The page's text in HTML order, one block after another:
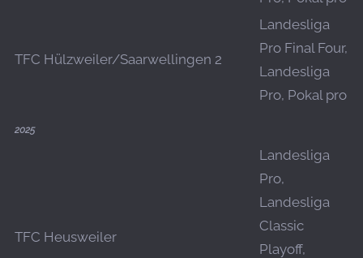
TFC Hülzweiler/Saarwellingen 2
Landesliga
Pro Final Four,
Landesliga
Pro, Pokal pro
2025
TFC Heusweiler
Landesliga
Pro,
Landesliga
Classic
Playoff,